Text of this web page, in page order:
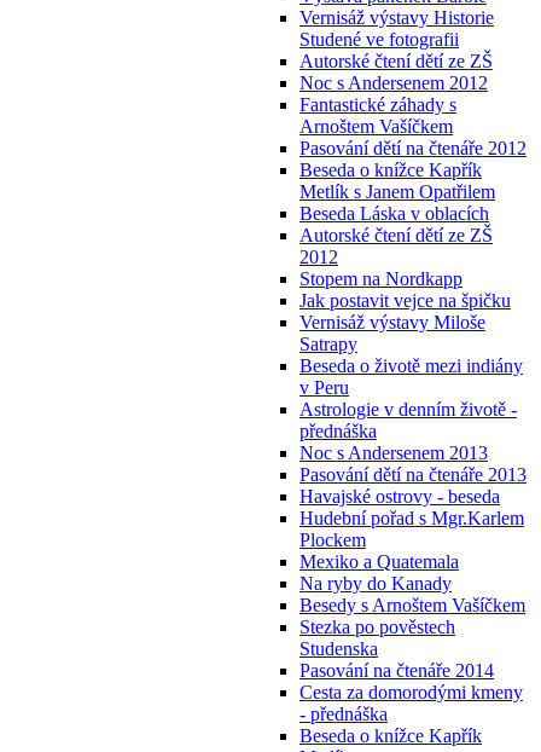
Vernisáž výstavy Historie
Studené ve fotografii
Autorské čtení dětí ze ZŠ
Noc s Andersenem 2012
Fantastické záhady s
Arnoštem Vašíčkem
Pasování dětí na čtenáře 2012
Beseda o knížce Kapřík
Metlík s Janem Opatřilem
Beseda Láska v oblacích
Autorské čtení dětí ze ZŠ
2012
Stopem na Nordkapp
Jak postavit vejce na špičku
Vernisáž výstavy Miloše
Satrapy
Beseda o životě mezi indiány
v Peru
Astrologie v denním životě -
přednáška
Noc s Andersenem 2013
Pasování dětí na čtenáře 2013
Havajské ostrovy - beseda
Hudební pořad s Mgr.Karlem
Plockem
Mexiko a Quatemala
Na ryby do Kanady
Besedy s Arnoštem Vašíčkem
Stezka po pověstech
Studenska
Pasování na čtenáře 2014
Cesta za domorodými kmeny
- přednáška
Beseda o knížce Kapřík